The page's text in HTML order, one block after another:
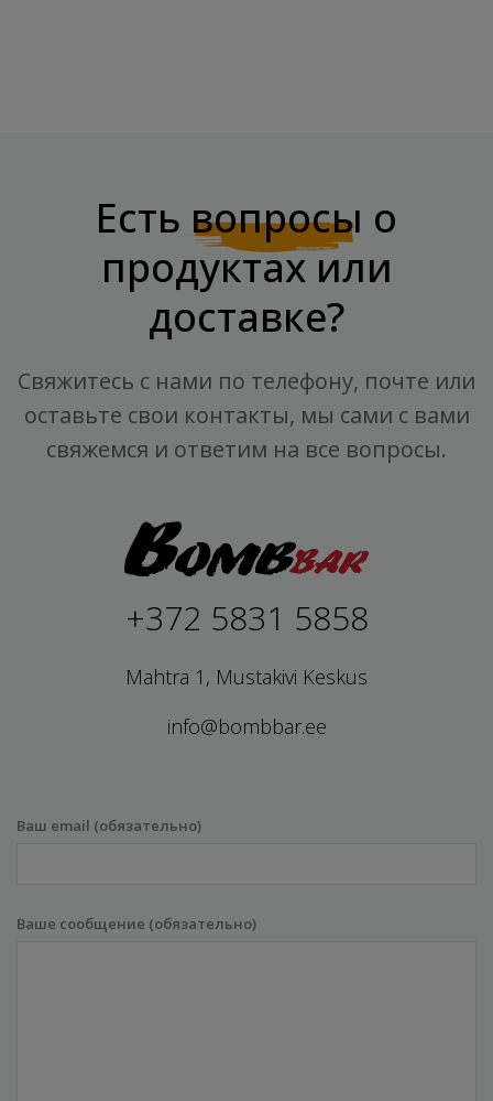
Есть вопросы о
продуктах или
доставке?
Свяжитесь с нами по телефону, почте или
оставьте свои контакты, мы сами с вами
свяжемся и ответим на все вопросы.
+372 5831 5858
Mahtra 1, Mustakivi Keskus
info@bombbar.ee
Ваш email (обязательно)
Ваше сообщение (обязательно)